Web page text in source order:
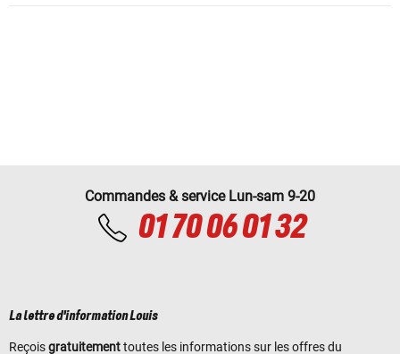
Commandes & service Lun-sam 9-20
01 70 06 01 32
La lettre d'information Louis
Reçoisgratuitementtoutes les informations sur les offres du